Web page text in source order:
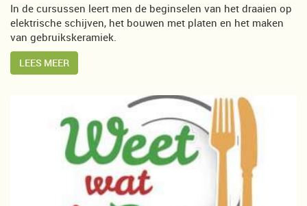
In de cursussen leert men de beginselen van het draaien op
elektrische schijven, het bouwen met platen en het maken
van gebruikskeramiek.
LEES MEER